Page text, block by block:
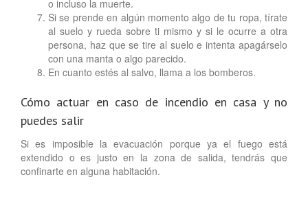
o incluso la muerte.
Si se prende en algún momento algo de tu ropa, tírate
al suelo y rueda sobre ti mismo y si le ocurre a otra
persona, haz que se tire al suelo e intenta apagárselo
con una manta o algo parecido.
En cuanto estés al salvo, llama a los bomberos.
Cómo actuar en caso de incendio en casa y no
puedes salir
Si es imposible la evacuación porque ya el fuego está
extendido o es justo en la zona de salida, tendrás que
confinarte en alguna habitación.